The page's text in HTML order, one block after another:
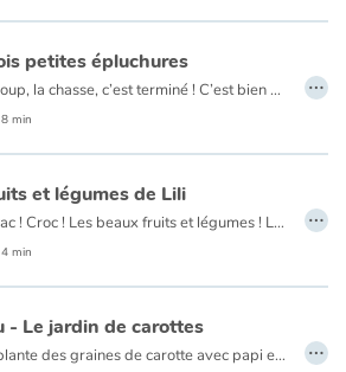
petites épluchures
Pour le loup, la chasse, c’est terminé ! C’est bien plus simple d’aller chercher des légumes au marché. Sa petite louve boude devant son assiette et depuis un moment, elle jette ses restes par la fenêtre… Avec cette terre bien fertile, de beaux concombres et tomates ont poussé. Quel potager ! Les Trois Petits Cochons sont bien intrigués !
min
…
et légumes de Lili
Cric ! Crac ! Croc ! Les beaux fruits et légumes ! Lili la souris et son ami Henri cultivent leur potager et se régalent dans leur verger. Prêts pour la cueillette ? À chaque mois ses fruits et légumes de saison.
min
…
- Le jardin de carottes
Caillou plante des graines de carotte avec papi et découvre qu'il aime faire pousser ses propres légumes. …